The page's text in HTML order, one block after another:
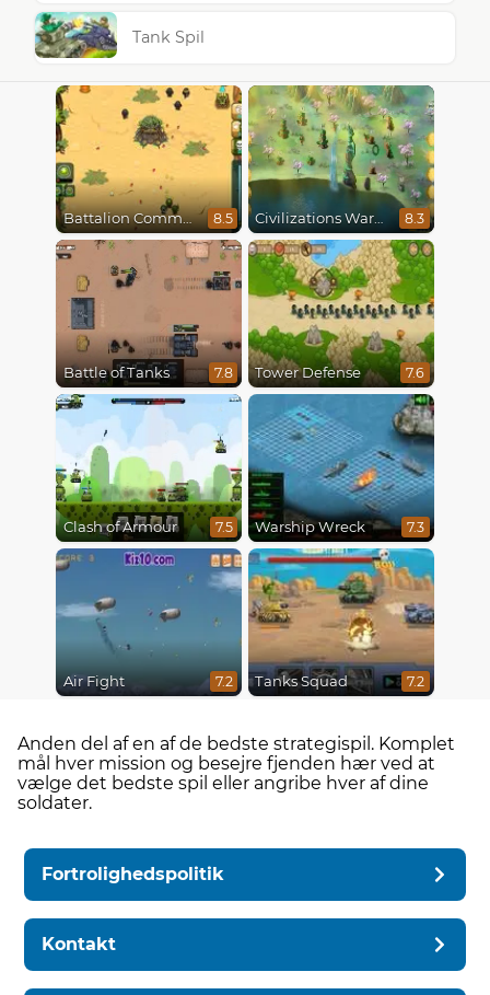
Tank Spil
Battalion Commander 8.5 Civilizations Wars Master Edition 8.3
Battle of Tanks 7.8 Tower Defense 7.6
Clash of Armour 7.5 Warship Wreck 7.3
Air Fight 7.2 Tanks Squad 7.2
Anden del af en af ​​de bedste strategispil. Komplet
mål hver mission og besejre fjenden hær ved at
vælge det bedste spil eller angribe hver af dine
soldater.
Fortrolighedspolitik
Kontakt